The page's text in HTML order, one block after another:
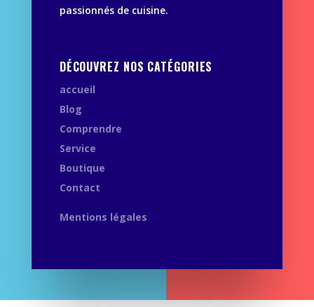
passionnés de cuisine.
DÉCOUVREZ NOS CATÉGORIES
accueil
Blog
Comprendre
Service
Boutique
Contact
Mentions légales